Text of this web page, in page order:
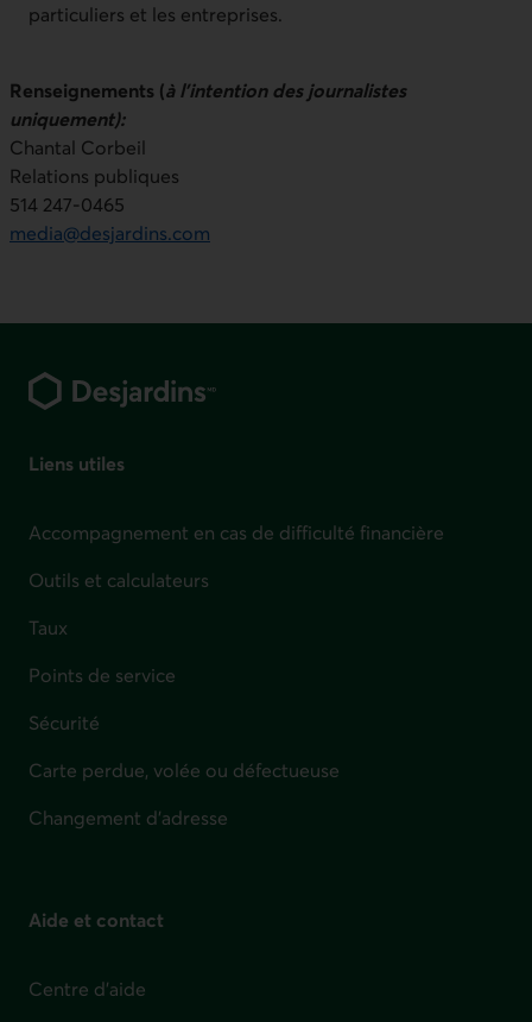
particuliers et les entreprises.
Renseignements (à l’intention des journalistes
uniquement):
Chantal Corbeil
Relations publiques
514 247-0465
media@desjardins.com
Liens utiles
Accompagnement en cas de difficulté financière
Outils et calculateurs
Taux
Points de service
Sécurité
Carte perdue, volée ou défectueuse
Changement d'adresse
Aide et contact
Centre d'aide